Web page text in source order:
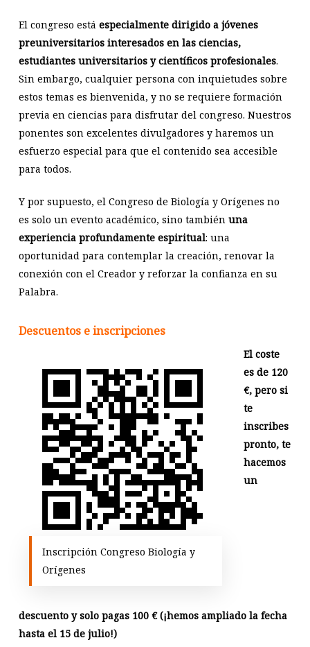
El congreso está especialmente dirigido a jóvenes
preuniversitarios interesados en las ciencias,
estudiantes universitarios y científicos profesionales.
Sin embargo, cualquier persona con inquietudes sobre
estos temas es bienvenida, y no se requiere formación
previa en ciencias para disfrutar del congreso. Nuestros
ponentes son excelentes divulgadores y haremos un
esfuerzo especial para que el contenido sea accesible
para todos.
Y por supuesto, el Congreso de Biología y Orígenes no
es solo un evento académico, sino también una
experiencia profundamente espiritual: una
oportunidad para contemplar la creación, renovar la
conexión con el Creador y reforzar la confianza en su
Palabra.
Descuentos e inscripciones
Inscripción Congreso Biología y
Orígenes
El coste
es de 120
€, pero si
te
inscribes
pronto, te
hacemos
un
descuento y solo pagas 100 € (¡hemos ampliado la fecha
hasta el 15 de julio!)